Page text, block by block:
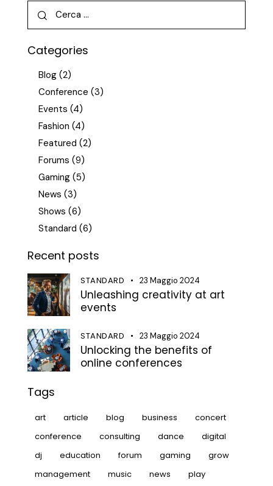
Categories
Blog (2)
Conference (3)
Events (4)
Fashion (4)
Featured (2)
Forums (9)
Gaming (5)
News (3)
Shows (6)
Standard (6)
Recent posts
STANDARD 23 Maggio 2024
Unleashing creativity at art
events
STANDARD 23 Maggio 2024
Unlocking the benefits of
online conferences
Tags
art article blog business
concert
conference
consulting dance
digital
dj
education forum gaming
grow
management
music news
play